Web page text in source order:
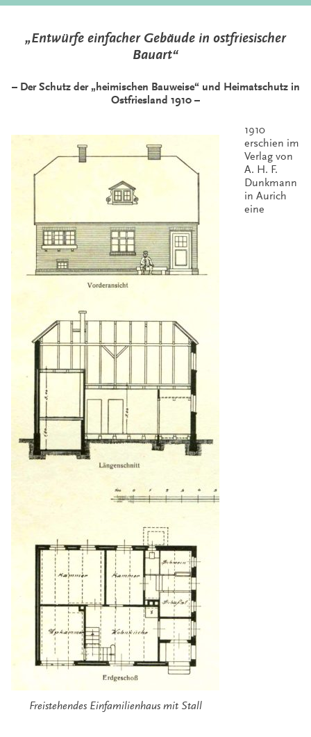
„Entwürfe einfacher Gebäude in ostfriesischer
Bauart“
– Der Schutz der „heimischen Bauweise“ und Heimatschutz in
Ostfriesland 1910 –
Freistehendes Einfamilienhaus mit Stall
1910
erschien im
Verlag von
A. H. F.
Dunkmann
in Aurich
eine